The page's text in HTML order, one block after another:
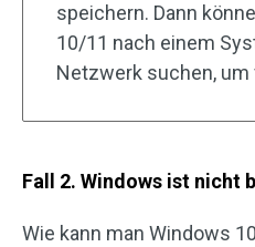
speichern. Dann
10/11 nach einem
Netzwerk suchen,
Fall 2. Windows ist nicht
Wie kann man Windows